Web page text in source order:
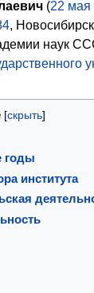
(22 мая
,
наук
годы
института